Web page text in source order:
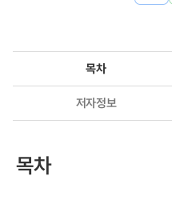
목차
저자정보
목차